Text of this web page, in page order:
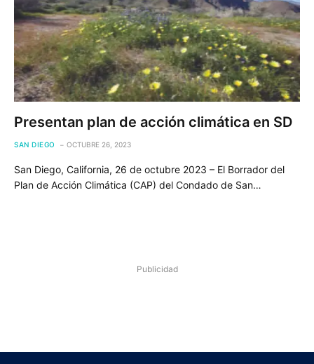
Presentan plan de acción climática en SD
SAN DIEGO OCTUBRE 26, 2023
San Diego, California, 26 de octubre 2023 – El Borrador del
Plan de Acción Climática (CAP) del Condado de San…
Publicidad